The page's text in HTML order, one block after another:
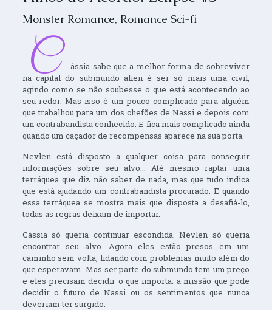
Monster Romance, Romance Sci-fi
C
ássia sabe que a melhor forma de sobreviver
na capital do submundo alien é ser só mais uma civil,
agindo como se não soubesse o que está acontecendo ao
seu redor. Mas isso é um pouco complicado para alguém
que trabalhou para um dos chefões de Nassi e depois com
um contrabandista conhecido. E fica mais complicado ainda
quando um caçador de recompensas aparece na sua porta.
Nevlen está disposto a qualquer coisa para conseguir
informações sobre seu alvo... Até mesmo raptar uma
terráquea que diz não saber de nada, mas que tudo indica
que está ajudando um contrabandista procurado. E quando
essa terráquea se mostra mais que disposta a desafiá-lo,
todas as regras deixam de importar.
Cássia só queria continuar escondida. Nevlen só queria
encontrar seu alvo. Agora eles estão presos em um
caminho sem volta, lidando com problemas muito além do
que esperavam. Mas ser parte do submundo tem um preço
e eles precisam decidir o que importa: a missão que pode
decidir o futuro de Nassi ou os sentimentos que nunca
deveriam ter surgido.